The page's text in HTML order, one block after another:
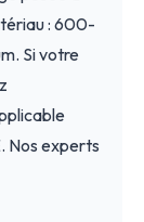
: 600-
Si votre
Nos experts